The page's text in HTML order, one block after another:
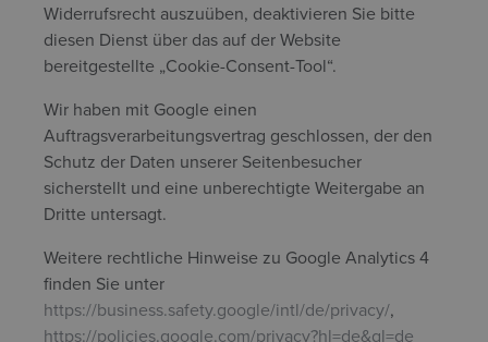
Widerrufsrecht auszuüben, deaktivieren Sie bitte
diesen Dienst über das auf der Website
bereitgestellte „Cookie-Consent-Tool“.
Wir haben mit Google einen
Auftragsverarbeitungsvertrag geschlossen, der den
Schutz der Daten unserer Seitenbesucher
sicherstellt und eine unberechtigte Weitergabe an
Dritte untersagt.
Weitere rechtliche Hinweise zu Google Analytics 4
finden Sie unter
https://business.safety.google/intl/de/privacy/,
https://policies.google.com/privacy?hl=de&gl=de